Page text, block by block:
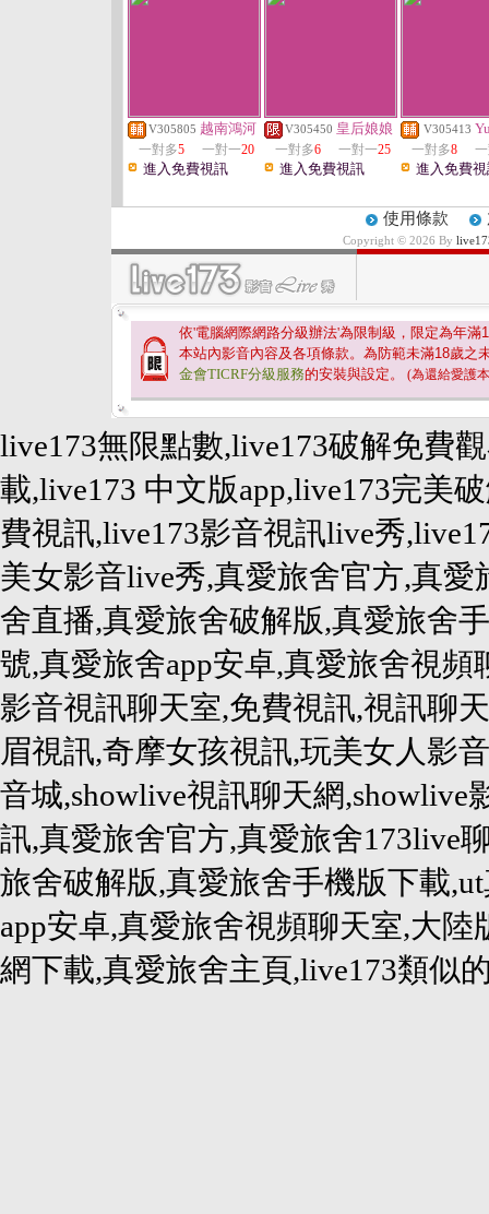
V305805 越南鴻河
一對多5 一對一20
進入免費視訊
V305450 皇后娘娘
一對多6 一對一25
進入免費視訊
V305413
一對多8
進入免費
使用條款
Copyright © 2026 By
依'電腦網際網路分級辦法'為限制級，限定為年滿
本站內影音內容及各項條款。為防範未滿18歲之
金會TICRF分級服務的安裝與設定。 (為還給愛護
live173無限點數,live173破解免費
載,live173 中文版app,live173完美
費視訊,live173影音視訊live秀
美女影音live秀,真愛旅舍官方,真愛
舍直播,真愛旅舍破解版,真愛旅舍
號,真愛旅舍app安卓,真愛旅舍視
影音視訊聊天室,免費視訊,視訊聊
眉視訊,奇摩女孩視訊,玩美女人影
音城,showlive視訊聊天網,showlive
訊,真愛旅舍官方,真愛旅舍173live
旅舍破解版,真愛旅舍手機版下載
app安卓,真愛旅舍視頻聊天室,大
網下載,真愛旅舍主頁,live173類似